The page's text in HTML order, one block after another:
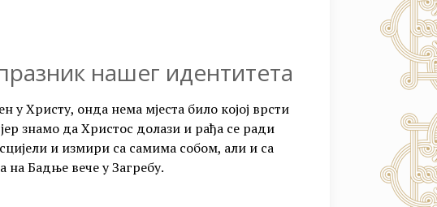
нашег идентитета
у Христу, онда нема мјеста било којој врсти
знамо да Христос долази и рађа се ради
и измири са самима собом, али и са
на Бадње вече у Загребу.